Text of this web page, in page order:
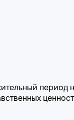
период